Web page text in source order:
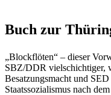
Buch zur
„Blockflöten“ – dieser
SBZ/DDR vielschichtiger,
Besatzungsmacht und
Staatssozialismus nach